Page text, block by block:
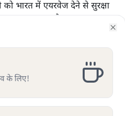
भारत में एयरवेज देने से सुरक्षा
ख़तरा टल गया है? क्या सरकार
को इजाजत देगा? भारत
मस्क ने अहंकार भरे स्वर में पोलैंड
स्टारलिंक यूक्रेन की संचार सेवा
सुरक्षा सिस्टम ध्वस्त हो
ट्रम्प-जेलेंस्की विवाद के बाद यूक्रेन
दी गयी थी।
और पढ़ें
के लिए!
के लिए!
के लिए!
के लिए!
के लिए!
के लिए!
के लिए!